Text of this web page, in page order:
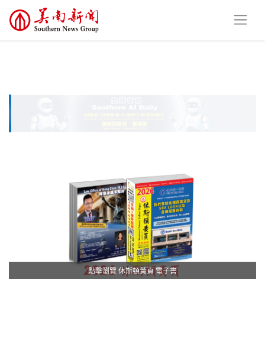
點擊瀏覽 休斯頓黃頁 電子書